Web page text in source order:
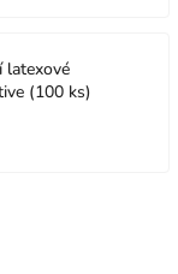
latexové
(100 ks)